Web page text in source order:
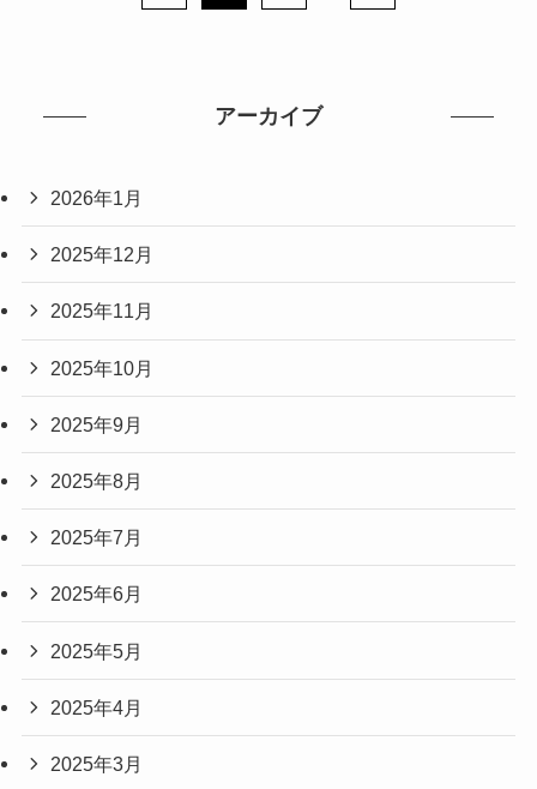
アーカイブ
2026年1月
2025年12月
2025年11月
2025年10月
2025年9月
2025年8月
2025年7月
2025年6月
2025年5月
2025年4月
2025年3月